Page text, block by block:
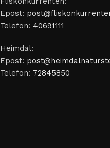
Epost:
Telefon: 40691111
Heimdal:
Epost:
Telefon: 72845850